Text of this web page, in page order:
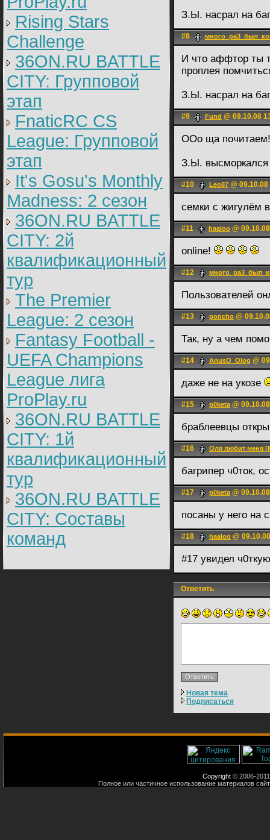
Rising Stars
Challenge
36ON.RU BATTLE
CITY: Групповой
этап
FnaticRC CS
League: Групповой
этап
It's Gosu's Monthly
Madness: 2 сезон
36ON.RU BATTLE
CITY: 2й
квалификационный
тур
The Premier
League: 2 cезон
Fantasy Football -
UEFA Champions
League лига
ProPlay.ru
36ON.RU BATTLE
CITY: 1й
квалификационный
тур
36ON.RU BATTLE
CITY: Составы
команд
З.Ы. насрал на
#8
И что аффтор ты
проплея
З.Ы. насрал на
#9 Fund @ 09.10.08
ООо ща почитаем!
З.Ы. высморкался
#10 Leo87 @
семки с жигулём
#11 haaloo @
online!
#12
Пользователей
#13 poncho @
Так, ну а чем
#14 AnusO_Olog @
даже не на укозе
#15 p0keta@
браблеевцы
#16 Оля любит меня
багрипер ч0ток,
#17 p0keta@
посаны у него на
#18 haaloo @
#17 увидел
Ответить
Новая тема
Подписаться
Copyright © 2006-
Полное или частичное использование материалов